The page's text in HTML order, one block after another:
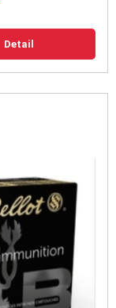
Detail